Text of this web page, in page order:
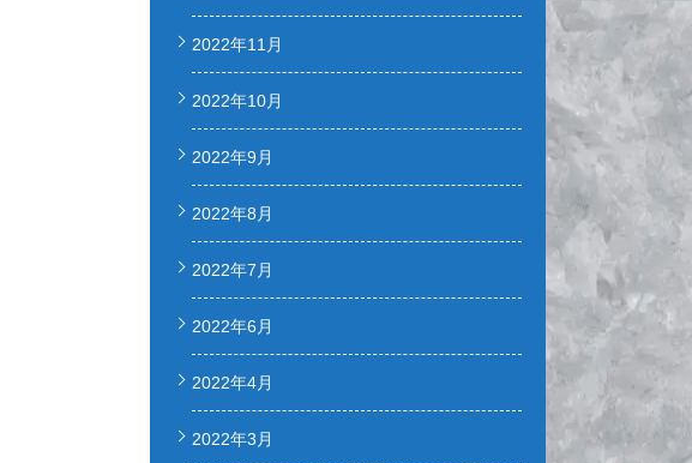
2022年11月
2022年10月
2022年9月
2022年8月
2022年7月
2022年6月
2022年4月
2022年3月